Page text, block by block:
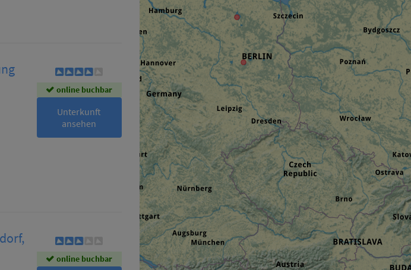
online buchbar
Unterkunft
ansehen
online buchbar